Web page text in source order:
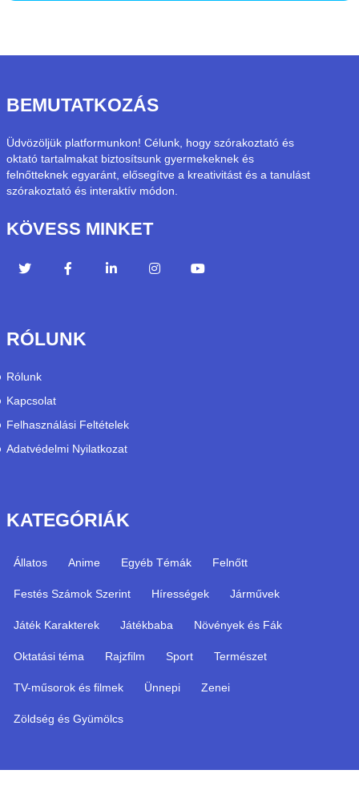
BEMUTATKOZÁS
Üdvözöljük platformunkon! Célunk, hogy szórakoztató és
oktató tartalmakat biztosítsunk gyermekeknek és
felnőtteknek egyaránt, elősegítve a kreativitást és a tanulást
szórakoztató és interaktív módon.
KÖVESS MINKET
RÓLUNK
Rólunk
Kapcsolat
Felhasználási Feltételek
Adatvédelmi Nyilatkozat
KATEGÓRIÁK
Állatos Anime Egyéb Témák Felnőtt
Festés Számok Szerint Hírességek Járművek
Játék Karakterek Játékbaba Növények és Fák
Oktatási téma Rajzfilm Sport Természet
TV-műsorok és filmek Ünnepi Zenei
Zöldség és Gyümölcs